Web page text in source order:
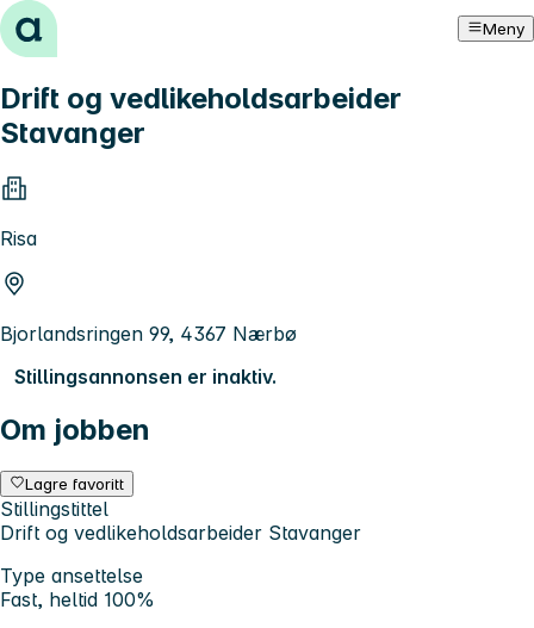
Hopp til innhold Meny
Drift og vedlikeholdsarbeider
Stavanger
Risa
Bjorlandsringen 99, 4367 Nærbø
Stillingsannonsen er inaktiv.
Om jobben
Lagre favoritt
Stillingstittel
Drift og vedlikeholdsarbeider Stavanger
Type ansettelse
Fast, heltid 100%